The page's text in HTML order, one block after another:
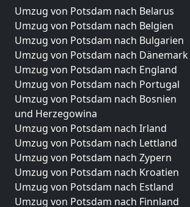
Umzug von Potsdam nach Belarus
Umzug von Potsdam nach Belgien
Umzug von Potsdam nach Bulgarien
Umzug von Potsdam nach Dänemark
Umzug von Potsdam nach England
Umzug von Potsdam nach Portugal
Umzug von Potsdam nach Bosnien
und Herzegowina
Umzug von Potsdam nach Irland
Umzug von Potsdam nach Lettland
Umzug von Potsdam nach Zypern
Umzug von Potsdam nach Kroatien
Umzug von Potsdam nach Estland
Umzug von Potsdam nach Finnland